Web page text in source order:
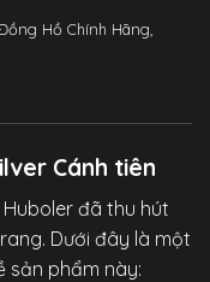
Hồ Chính Hãng,
Cánh tiên
đã thu hút
Dưới đây là một
sản phẩm này: